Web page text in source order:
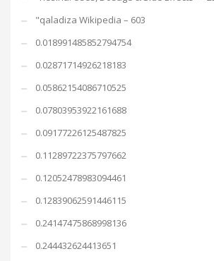
"qaladiza Wikipedia – 603
0.018991485852794754
0.02871714926218183
0.05862154086710525
0.07803953922161688
0.09177226125487825
0.11289722375797662
0.12052478983094461
0.12839062591446115
0.24147475868998136
0.244432624413651